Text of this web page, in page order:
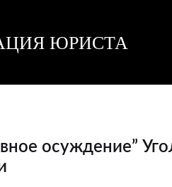
ЮРИСТА
осуждение”